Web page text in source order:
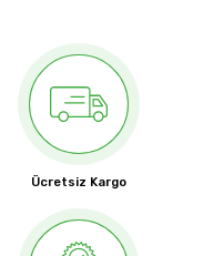
Ücretsiz Kargo